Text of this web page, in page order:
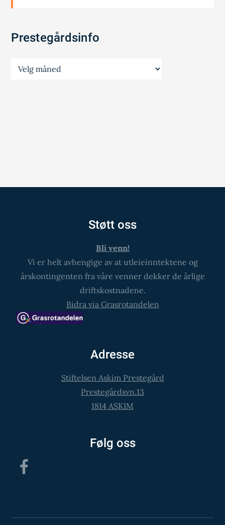
Prestegårdsinfo
Prestegårdsinfo
Støtt oss
Bli venn!
Vi er helt avhengige av at utleieinntektene og
årskontingenten fra våre venner dekker de årlige
driftskostnadene.
Bidra via Grasrotandelen
Adresse
Stiftelsen Askim Prestegård
Prestegårdsvn.13
1814 ASKIM
Følg oss
Facebook